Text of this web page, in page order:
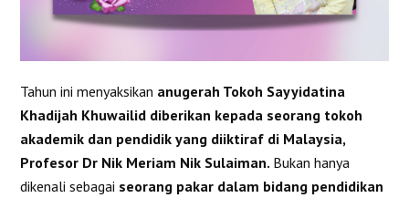
Tahun ini menyaksikan anugerah Tokoh Sayyidatina
Khadijah Khuwailid diberikan kepada seorang tokoh
akademik dan pendidik yang diiktiraf di Malaysia,
Profesor Dr Nik Meriam Nik Sulaiman. Bukan hanya
dikenali sebagai seorang pakar dalam bidang pendidikan